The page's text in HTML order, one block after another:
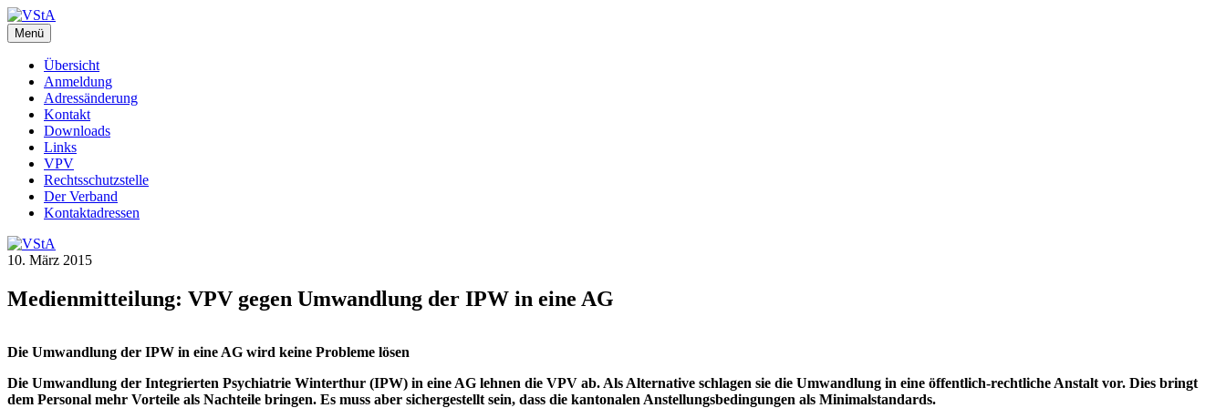
Zum
Inhalt
springen
VStA
WebSite des Verbandes der Staatsangestellten des Kantons Zürich
Menü
Übersicht
Anmeldung
Adressänderung
Kontakt
Downloads
Links
VPV
Rechtsschutzstelle
Der Verband
Kontaktadressen
10. März 2015
Medienmitteilung: VPV gegen Umwandlung der IPW in eine AG
Die Umwandlung der IPW in eine AG wird keine Probleme lösen
Die Umwandlung der Integrierten Psychiatrie Winterthur (IPW) in eine AG lehnen die VPV ab. Als Alternative schlagen sie die Umwandlung in eine öffentlich-rechtliche Anstalt vor. Dies bringt
dem Personal mehr Vorteile als Nachteile bringen. Es muss aber sichergestellt sein, dass die kantonalen Anstellungsbedingungen als Minimalstandards.
Beitragsnavigation